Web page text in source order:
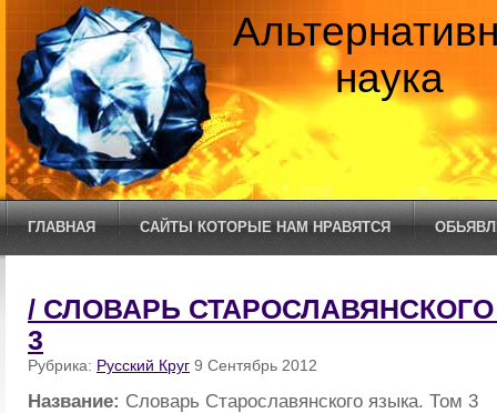
наука
ГЛАВНАЯ САЙТЫ КОТОРЫЕ НАМ НРАВЯТСЯ
/ СЛОВАРЬ
3
Рубрика: Русский Круг 9 Сентябрь 2012
Название: Словарь Старославянского языка. Том 3